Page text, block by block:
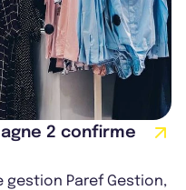
2 confirme
gestion Paref Gestion,